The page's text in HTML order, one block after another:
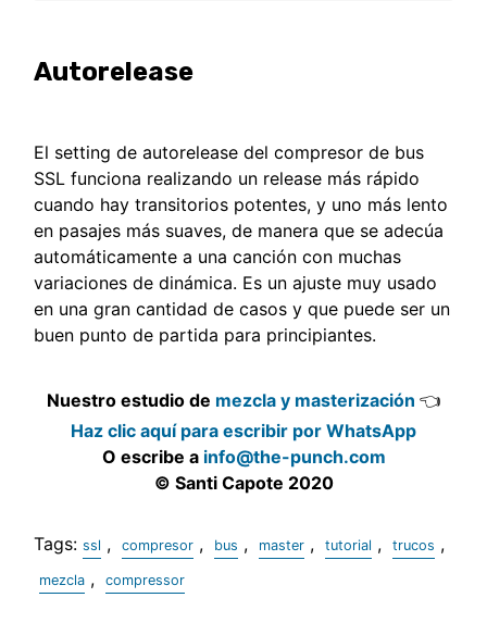
Autorelease
El setting de autorelease del compresor de bus
SSL funciona realizando un release más rápido
cuando hay transitorios potentes, y uno más lento
en pasajes más suaves, de manera que se adecúa
automáticamente a una canción con muchas
variaciones de dinámica. Es un ajuste muy usado
en una gran cantidad de casos y que puede ser un
buen punto de partida para principiantes.
Nuestro estudio de mezcla y masterización 👈
Haz clic aquí para escribir por WhatsApp
O escribe a info@the-punch.com
© Santi Capote 2020
Tags: ssl , compresor , bus , master , tutorial , trucos ,
mezcla , compressor